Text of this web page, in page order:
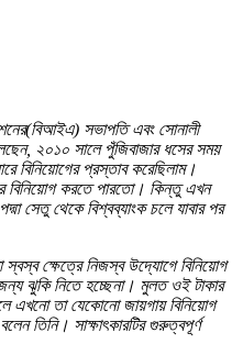
সভাপতি এবং সোনালী
২০১০ সালে পুঁজিবাজার ধসের সময়
বিনিয়োগের প্রস্তাব করেছিলাম।
বিনিয়োগ করতে পারতো। কিন্তু এখন
সেতু থেকে বিশ্বব্যাংক চলে যাবার পর
ক্ষেত্রে নিজস্ব উদ্যোগে বিনিয়োগ
ঝুকি নিতে হচ্ছেনা। মুলত ওই টাকার
এখনো তা যেকোনো জায়গায় বিনিয়োগ
তিনি। সাক্ষাৎকারটির গুরুত্বপূর্ণ